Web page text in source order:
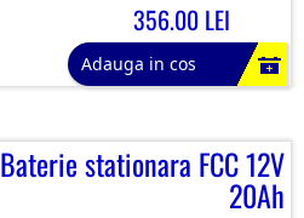
356.00 LEI
Adauga in cos
Baterie stationara FCC 12V
20Ah